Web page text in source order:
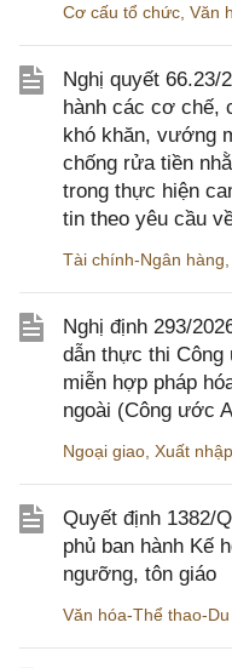
Cơ cấu tổ chức, Văn
Nghị quyết 66.23/
hành các cơ chế,
khó khăn, vướng
chống rửa tiền
trong thực hiện
tin theo yêu cầu
Tài chính-Ngân hàng,
Nghị định 293/
dẫn thực thi Công
miễn hợp pháp
ngoài (Công ước
Ngoại giao, Xuất
Quyết định 1382/
phủ ban hành Kế
ngưỡng, tôn giáo
Văn hóa-Thể thao-Du